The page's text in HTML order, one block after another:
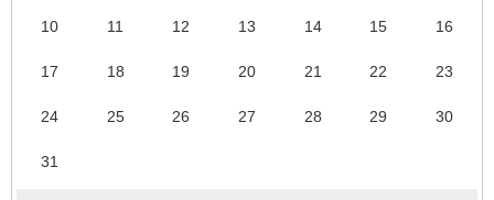
10 11 12 13 14 15 16
17 18 19 20 21 22 23
24 25 26 27 28 29 30
31